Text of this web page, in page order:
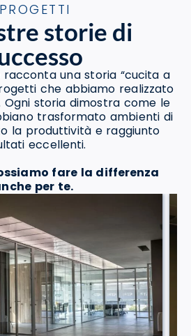
PROGETTI
storie di
racconta una storia “cucita a
che abbiamo realizzato
storia dimostra come le
trasformato ambienti di
la produttività e raggiunto
eccellenti.
fare la differenza
per te.